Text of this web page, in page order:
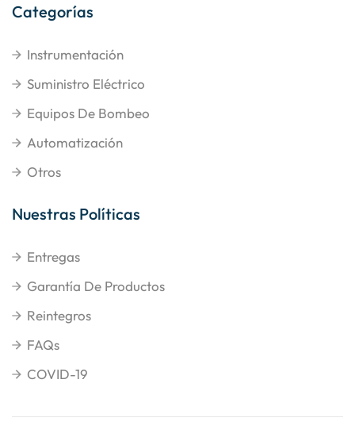
Categorías
Instrumentación
Suministro Eléctrico
Equipos De Bombeo
Automatización
Otros
Nuestras Políticas
Entregas
Garantía De Productos
Reintegros
FAQs
COVID-19